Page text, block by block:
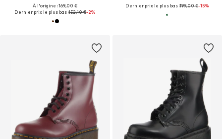
À l'origine : 169,00 €
Dernier prix le plus bas :152,10 €-2%
Dernier prix le plus bas :199,00 €-15%